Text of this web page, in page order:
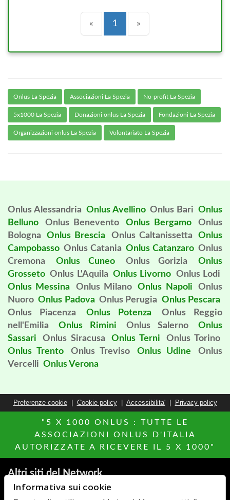
« Precedente
1 (current)
»
Onlus La Spezia Associazioni La Spezia No-profit La Spezia
5x1000 La Spezia Donazioni onlus La Spezia Fondazioni La Spezia
Organizzazioni onlus La Spezia Volontariato La Spezia
Onlus Alessandria Onlus Avellino Onlus Bari Onlus
Belluno
Onlus Benevento Onlus Bergamo
Onlus
Bologna
Onlus Brescia Onlus Caltanissetta
Onlus
Campobasso Onlus Catania Onlus Catanzaro Onlus
Cremona
Onlus Cuneo Onlus Gorizia
Onlus
Grosseto Onlus L'Aquila Onlus Livorno Onlus Lodi
Onlus Messina
Onlus Milano Onlus Napoli
Onlus
Nuoro Onlus Padova Onlus Perugia Onlus Pescara
Onlus Piacenza
Onlus Potenza
Onlus Reggio
nell'Emilia
Onlus Rimini Onlus Salerno
Onlus
Sassari
Onlus Siracusa Onlus Terni
Onlus Torino
Onlus Trento
Onlus Treviso Onlus Udine
Onlus
Vercelli Onlus Verona
Preferenze cookie| Cookie policy| Accessibilita'| Privacy policy
"5 X 1000 ONLUS : TUTTE LE
ASSOCIAZIONI ONLUS D'ITALIA
AUTORIZZATE A RICEVERE IL 5 X 1000"
Altri siti del Network
Agenzie Immobiliari
Informativa sui cookie